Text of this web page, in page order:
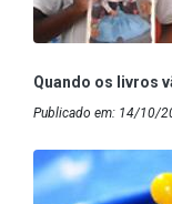
Quando os livros
Publicado em: 14/10/